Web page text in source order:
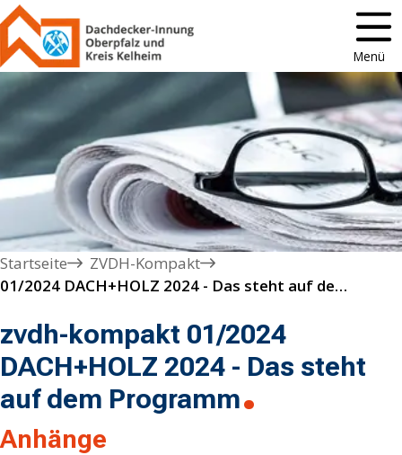
Menü
Startseite
ZVDH-Kompakt
01/2024 DACH+HOLZ 2024 - Das steht auf dem Programm
zvdh-kompakt 01/2024
DACH+HOLZ 2024 - Das steht
auf dem Programm
Anhänge